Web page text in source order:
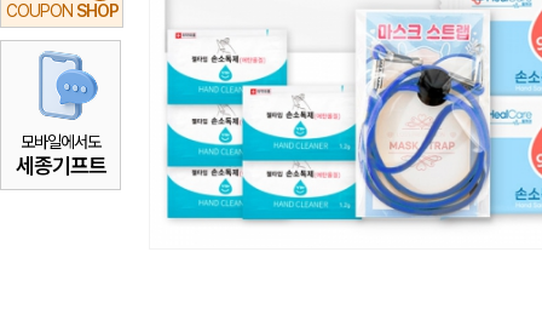
COUPON SHOP
모바일에서도
세종기프트